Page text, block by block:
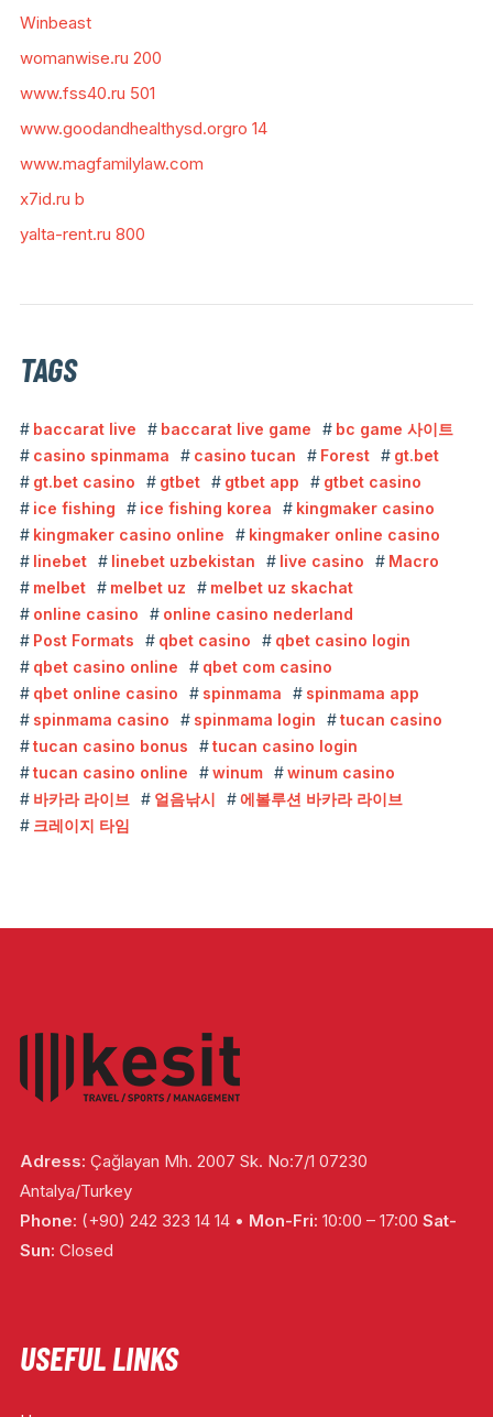
Winbeast
womanwise.ru 200
www.fss40.ru 501
www.goodandhealthysd.orgro 14
www.magfamilylaw.com
x7id.ru b
yalta-rent.ru 800
TAGS
baccarat live baccarat live game
bc game 사이트
casino spinmama
casino tucan Forest
gt.bet
gt.bet casino
gtbet gtbet app
gtbet casino
ice fishing
ice fishing korea
kingmaker casino
kingmaker casino online
kingmaker online casino
linebet
linebet uzbekistan live casino
Macro
melbet
melbet uz
melbet uz skachat
online casino
online casino nederland
Post Formats
qbet casino
qbet casino login
qbet casino online
qbet com casino
qbet online casino
spinmama
spinmama app
spinmama casino
spinmama login
tucan casino
tucan casino bonus
tucan casino login
tucan casino online
winum
winum casino
바카라 라이브
얼음낚시
에볼루션 바카라 라이브
크레이지 타임
Adress: Çağlayan Mh. 2007 Sk. No:7/1 07230
Antalya/Turkey
Phone: (+90) 242 323 14 14 • Mon-Fri: 10:00 – 17:00 Sat-
Sun: Closed
USEFUL LINKS